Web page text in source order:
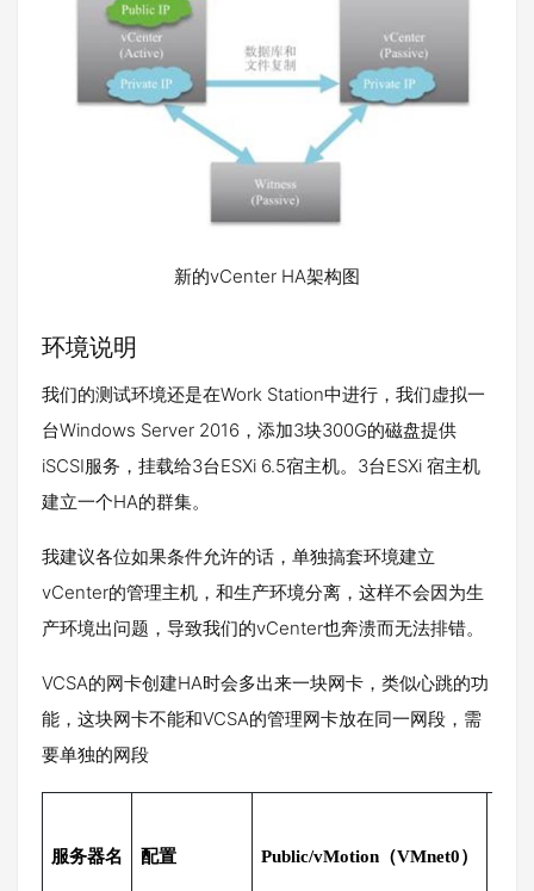
新的vCenter HA架构图
环境说明
我们的测试环境还是在Work Station中进行，我们虚拟一
台Windows Server 2016，添加3块300G的磁盘提供
iSCSI服务，挂载给3台ESXi 6.5宿主机。3台ESXi 宿主机
建立一个HA的群集。
我建议各位如果条件允许的话，单独搞套环境建立
vCenter的管理主机，和生产环境分离，这样不会因为生
产环境出问题，导致我们的vCenter也奔溃而无法排错。
VCSA的网卡创建HA时会多出来一块网卡，类似心跳的功
能，这块网卡不能和VCSA的管理网卡放在同一网段，需
要单独的网段
服务器名 配置 Public/vMotion（VMnet0）